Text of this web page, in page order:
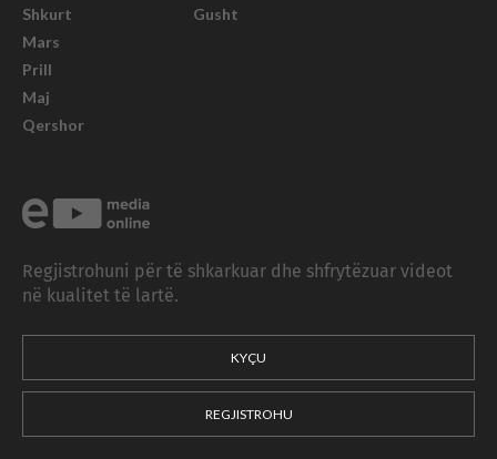
Shkurt
Mars
Prill
Maj
Qershor
Gusht
Regjistrohuni për të shkarkuar dhe shfrytëzuar videot
në kualitet të lartë.
KYÇU
REGJISTROHU